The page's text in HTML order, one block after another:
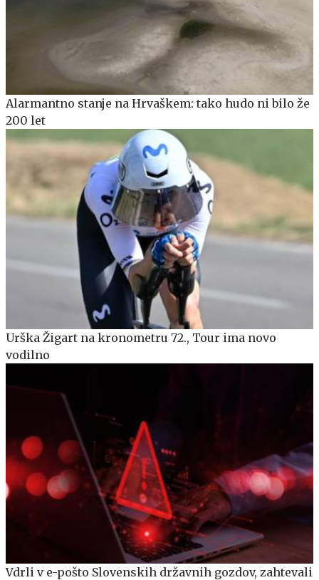
Alarmantno stanje na Hrvaškem: tako hudo ni bilo že
200 let
Urška Žigart na kronometru 72., Tour ima novo
vodilno
Vdrli v e-pošto Slovenskih državnih gozdov, zahtevali